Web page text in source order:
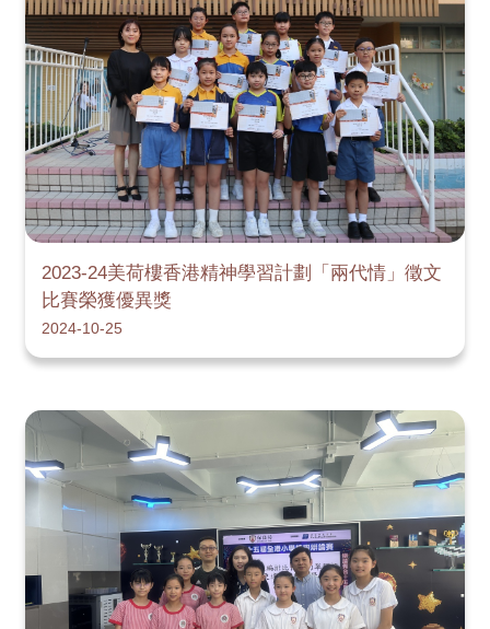
2023-24美荷樓香港精神學習計劃「兩代情」徵文
比賽榮獲優異獎
2024-10-25